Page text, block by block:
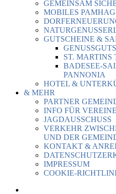
GEMEINSAM
MOBILES
GUTSCHEINE &
ST. MARTINS
BADESEE-
PANNONIA
HOTEL &
& MEHR
PARTNER
INFO FÜR VEREINE
JAGDAUSSCHUSS
VERKEHR
UND DER
KONTAKT &
IMPRESSUM
COOKIE-